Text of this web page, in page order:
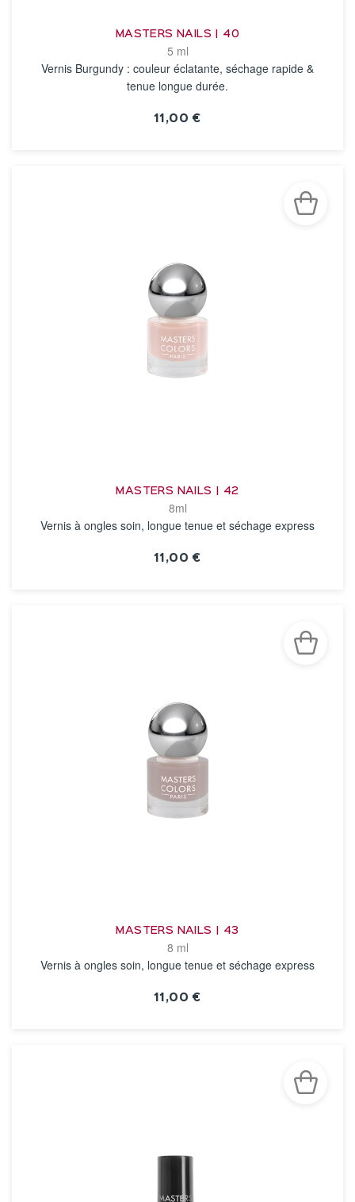
MASTERS NAILS | 40
5 ml
Vernis Burgundy : couleur éclatante, séchage rapide &
tenue longue durée.
11,00 €
MASTERS NAILS | 42
8ml
Vernis à ongles soin, longue tenue et séchage express
11,00 €
MASTERS NAILS | 43
8 ml
Vernis à ongles soin, longue tenue et séchage express
11,00 €